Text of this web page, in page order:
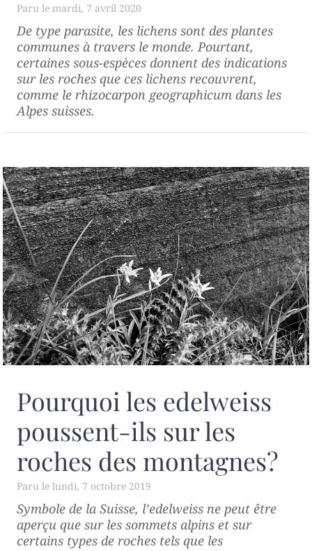
mardi, 7 avril 2020
De type parasite, les lichens sont des plantes
communes à travers le monde. Pourtant,
certaines sous-espèces donnent des indications
sur les roches que ces lichens recouvrent,
comme le rhizocarpon geographicum dans les
Alpes suisses.
Pourquoi les edelweiss
poussent-ils sur les
roches des montagnes?
lundi, 7 octobre 2019
Symbole de la Suisse, l’edelweiss ne peut être
aperçu que sur les sommets alpins et sur
certains types de roches tels que les